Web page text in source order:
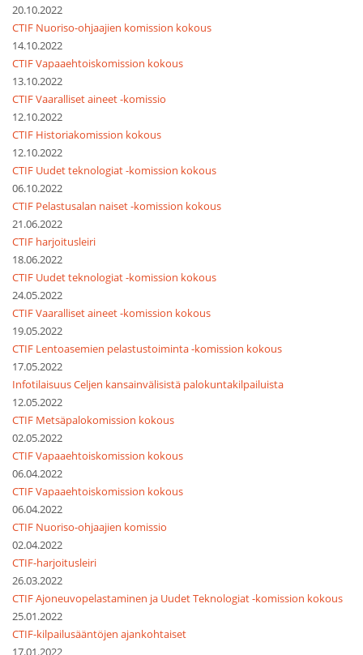
20.10.2022
CTIF Nuoriso-ohjaajien komission kokous
14.10.2022
CTIF Vapaaehtoiskomission kokous
13.10.2022
CTIF Vaaralliset aineet -komissio
12.10.2022
CTIF Historiakomission kokous
12.10.2022
CTIF Uudet teknologiat -komission kokous
06.10.2022
CTIF Pelastusalan naiset -komission kokous
21.06.2022
CTIF harjoitusleiri
18.06.2022
CTIF Uudet teknologiat -komission kokous
24.05.2022
CTIF Vaaralliset aineet -komission kokous
19.05.2022
CTIF Lentoasemien pelastustoiminta -komission kokous
17.05.2022
Infotilaisuus Celjen kansainvälisistä palokuntakilpailuista
12.05.2022
CTIF Metsäpalokomission kokous
02.05.2022
CTIF Vapaaehtoiskomission kokous
06.04.2022
CTIF Vapaaehtoiskomission kokous
06.04.2022
CTIF Nuoriso-ohjaajien komissio
02.04.2022
CTIF-harjoitusleiri
26.03.2022
CTIF Ajoneuvopelastaminen ja Uudet Teknologiat -komission kokous
25.01.2022
CTIF-kilpailusääntöjen ajankohtaiset
17.01.2022